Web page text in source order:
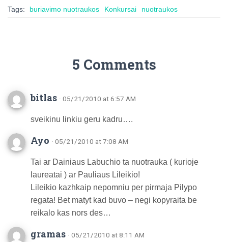
Tags: buriavimo nuotraukos Konkursai nuotraukos
5 Comments
bitlas · 05/21/2010 at 6:57 AM
sveikinu linkiu geru kadru….
Ayo · 05/21/2010 at 7:08 AM
Tai ar Dainiaus Labuchio ta nuotrauka ( kurioje
laureatai ) ar Pauliaus Lileikio!
Lileikio kazhkaip nepomniu per pirmaja Pilypo
regata! Bet matyt kad buvo – negi kopyraita be
reikalo kas nors des…
gramas · 05/21/2010 at 8:11 AM